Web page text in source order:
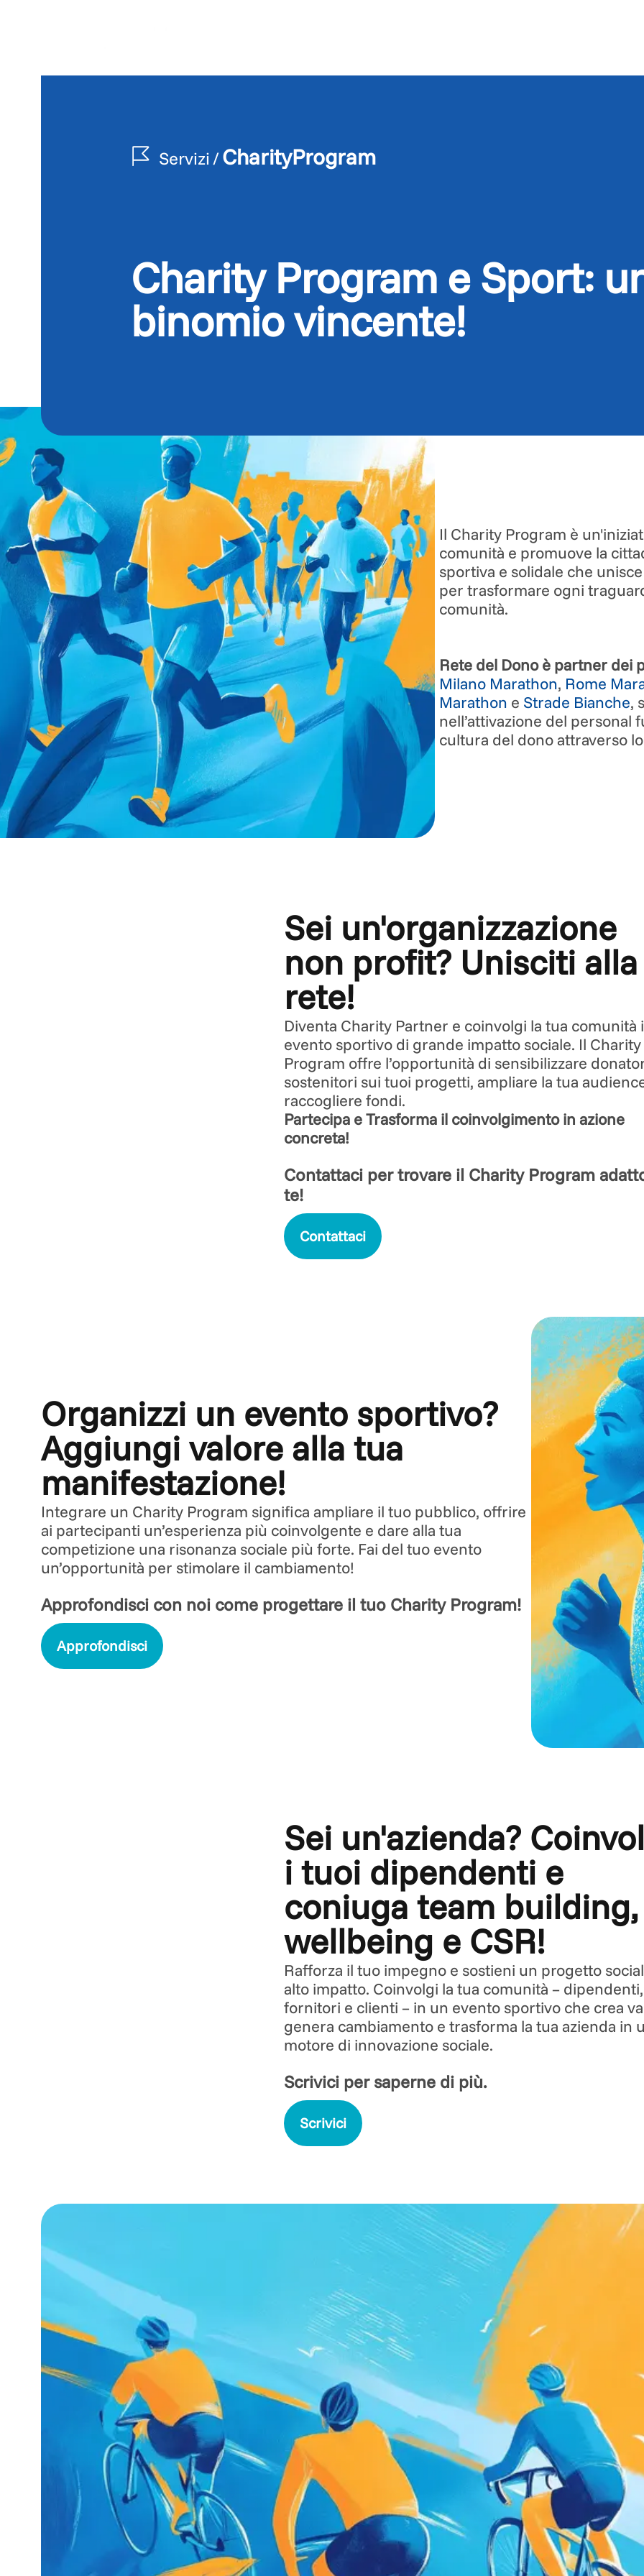
Servizi /CharityProgram
Charity Program e Sport:
binomio vincente!
Il Charity Program è
comunità e promuove la
sportiva e solidale che
per trasformare ogni
comunità.
Rete del Dono è partner dei
Milano Marathon, Rome
Marathon e Strade Bianche,
nell’attivazione del personal
cultura del dono attraverso
Sei un'organizzazione
non profit? Unisciti alla
rete!
Diventa Charity Partner e coinvolgi la tua comunità
evento sportivo di grande impatto sociale. Il Charity
Program offre l’opportunità di sensibilizzare
sostenitori sui tuoi progetti, ampliare la tua
raccogliere fondi.
Partecipa e Trasforma il coinvolgimento in azione
concreta!
Contattaci per trovare il Charity Program
te!
Contattaci
Organizzi un evento sportivo?
Aggiungi valore alla tua
manifestazione!
Integrare un Charity Program significa ampliare il tuo pubblico, offrire
ai partecipanti un’esperienza più coinvolgente e dare alla tua
competizione una risonanza sociale più forte. Fai del tuo evento
un’opportunità per stimolare il cambiamento!
Approfondisci con noi come progettare il tuo Charity Program!
Approfondisci
Sei un'azienda?
i tuoi dipendenti e
coniuga team building,
wellbeing e CSR!
Rafforza il tuo impegno e sostieni un progetto
alto impatto. Coinvolgi la tua comunità – dipendenti,
fornitori e clienti – in un evento sportivo che crea
genera cambiamento e trasforma la tua azienda in
motore di innovazione sociale.
Scrivici per saperne di più.
Scrivici